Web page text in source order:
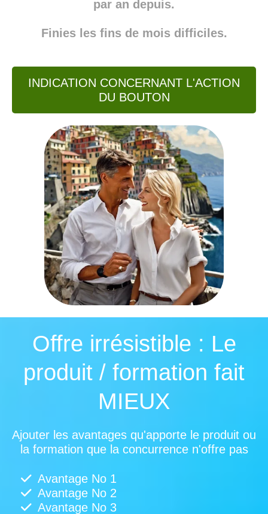
par an depuis.
Finies les fins de mois difficiles.
INDICATION CONCERNANT L'ACTION
DU BOUTON
Offre irrésistible : Le
produit / formation fait
MIEUX
Ajouter les avantages qu'apporte le produit ou
la formation que la concurrence n'offre pas
Avantage No 1
Avantage No 2
Avantage No 3